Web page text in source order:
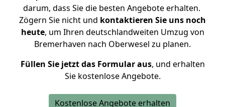
darum, dass Sie die besten Angebote erhalten.
Zögern Sie nicht und kontaktieren Sie uns noch
heute, um Ihren deutschlandweiten Umzug von
Bremerhaven nach Oberwesel zu planen.
Füllen Sie jetzt das Formular aus, und erhalten
Sie kostenlose Angebote.
Kostenlose Angebote erhalten